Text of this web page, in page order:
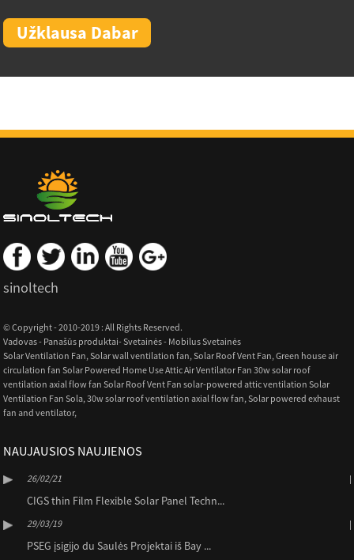
Užklausa Dabar
sinoltech
© Copyright - 2010-2019 : All Rights Reserved.
Vadovas- Panašūs produktai-Svetainės- Mobilus Svetainės
Solar Ventilation Fan,Solar wall ventilation fan,Solar Roof Vent Fan,Green house air
circulation fan Solar Powered Home Use Attic Air Ventilator Fan 30w solar roof
ventilation axial flow fan Solar Roof Vent Fan solar-powered attic ventilation Solar
Ventilation Fan Sola,30w solar roof ventilation axial flow fan,Solar powered exhaust
fan and ventilator,
NAUJAUSIOS NAUJIENOS
26/02/21
CIGS thin Film Flexible Solar Panel Techn...
29/03/19
PSEG įsigijo du Saulės Projektai iš Bay ...